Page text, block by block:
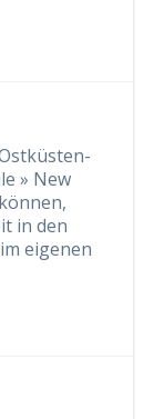
» New
in den
eigenen